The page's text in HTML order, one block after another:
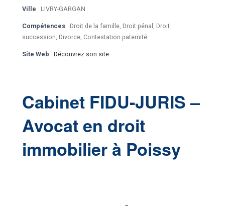
Ville LIVRY-GARGAN
Compétences
Droit de la famille, Droit pénal, Droit
succession, Divorce, Contestation paternité
Site Web Découvrez son site
Cabinet FIDU-JURIS –
Avocat en droit
immobilier à Poissy